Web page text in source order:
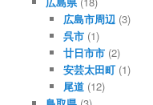
広島市周辺 (3)
呉市 (1)
廿日市市 (2)
安芸太田町 (1)
尾道 (12)